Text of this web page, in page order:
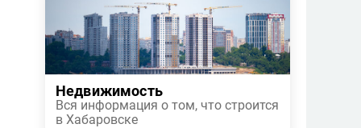
Недвижимость
Вся информация о том, что строится
в Хабаровске